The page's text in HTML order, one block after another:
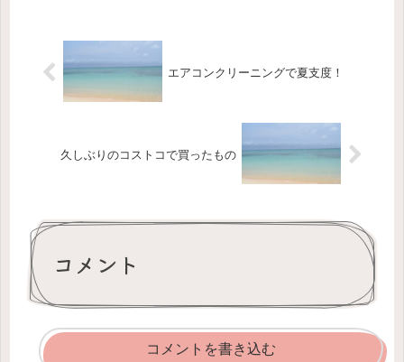
エアコンクリーニングで夏支度！
久しぶりのコストコで買ったもの
コメント
コメントを書き込む